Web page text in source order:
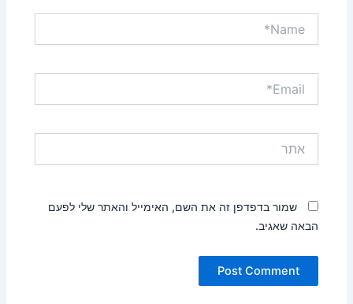
שמור בדפדפן זה את השם, האימייל והאתר שלי לפעם
הבאה שאגיב.